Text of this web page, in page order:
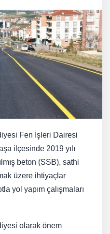
Fen İşleri Dairesi
ilçesinde 2019 yılı
beton (SSB), sathi
üzere ihtiyaçlar
yol yapım çalışmaları
olarak önem